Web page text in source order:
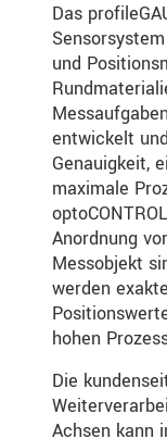
Das
und
entwickelt
Genauigkeit,
maximale
Anordnung
Messobjekt
werden
hohen
Die
Achsen kann